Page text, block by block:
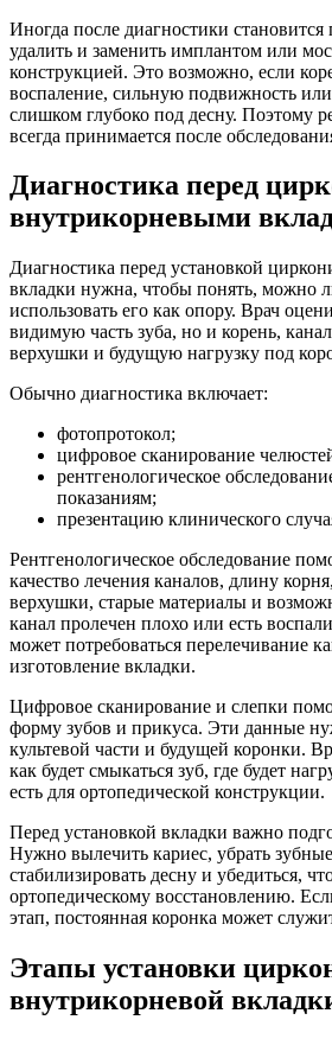
Иногда после диагностики
удалить и заменить имплантом или
конструкцией. Это возможно, если
воспаление, сильную подвижность
слишком глубоко под десну. Поэтому
всегда принимается после
Диагностика перед
внутрикорневыми
Диагностика перед установкой
вкладки нужна, чтобы понять, можно
использовать его как опору. Врач
видимую часть зуба, но и корень,
верхушки и будущую нагрузку под
Обычно диагностика включает:
фотопротокол;
цифровое сканирование
рентгенологическое
показаниям;
презентацию клинического
Рентгенологическое обследование
качество лечения каналов, длину
верхушки, старые материалы и
канал пролечен плохо или есть
может потребоваться перелечивание
изготовление вкладки.
Цифровое сканирование и слепки
форму зубов и прикуса. Эти данные
культевой части и будущей коронки.
как будет смыкаться зуб, где будет
есть для ортопедической конструкции.
Перед установкой вкладки важно
Нужно вылечить кариес, убрать
стабилизировать десну и убедиться,
ортопедическому восстановлению.
этап, постоянная коронка может
Этапы установки
внутрикорневой